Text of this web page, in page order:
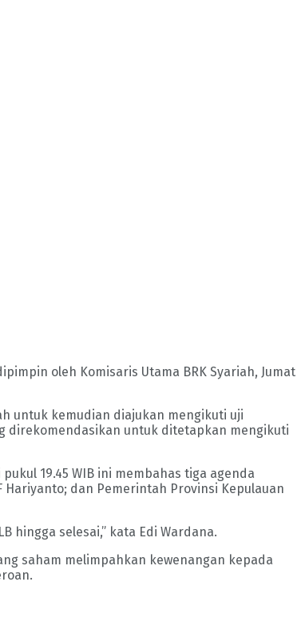
oleh Komisaris Utama BRK Syariah, Jumat
untuk kemudian diajukan mengikuti uji
direkomendasikan untuk ditetapkan mengikuti
19.45 WIB ini membahas tiga agenda
Hariyanto; dan Pemerintah Provinsi Kepulauan
hingga selesai,” kata Edi Wardana.
saham melimpahkan kewenangan kepada